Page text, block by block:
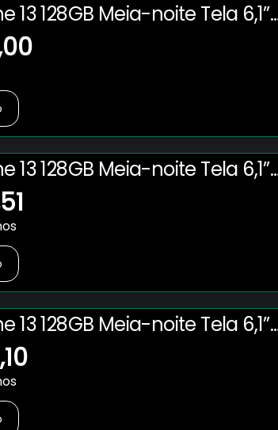
13 128GB Meia-noite Tela 6,1”
13 128GB Meia-noite Tela 6,1”
13 128GB Meia-noite Tela 6,1”